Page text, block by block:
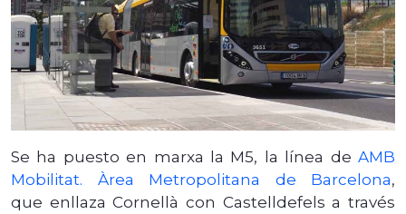
Se ha puesto en marxa la M5, la línea de AMB
Mobilitat. Àrea Metropolitana de Barcelona,
que enllaza Cornellà con Castelldefels a través